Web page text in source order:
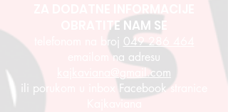
ZA DODATNE INFORMACIJE
OBRATITE NAM SE
telefonom na broj 049 286 464
emailom na adresu
kajkaviana@gmail.com
ili porukom u inbox Facebook stranice
Kajkaviana